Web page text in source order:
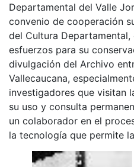
Departamental del Valle
convenio de cooperación
del Cultura
esfuerzos para su
divulgación del Archivo
Vallecaucana,
investigadores que visitan
su uso y consulta
un colaborador en el
la tecnología que permite